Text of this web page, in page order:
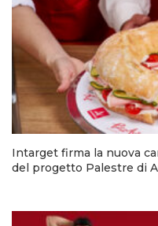
Intarget firma la nuova
del progetto Palestre di